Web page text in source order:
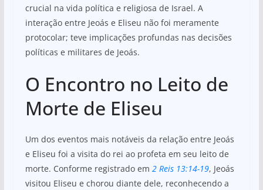
crucial na vida política e religiosa de Israel. A
interação entre Jeoás e Eliseu não foi meramente
protocolar; teve implicações profundas nas decisões
políticas e militares de Jeoás.
O Encontro no Leito de
Morte de Eliseu
Um dos eventos mais notáveis da relação entre Jeoás
e Eliseu foi a visita do rei ao profeta em seu leito de
morte. Conforme registrado em 2 Reis 13:14-19, Jeoás
visitou Eliseu e chorou diante dele, reconhecendo a